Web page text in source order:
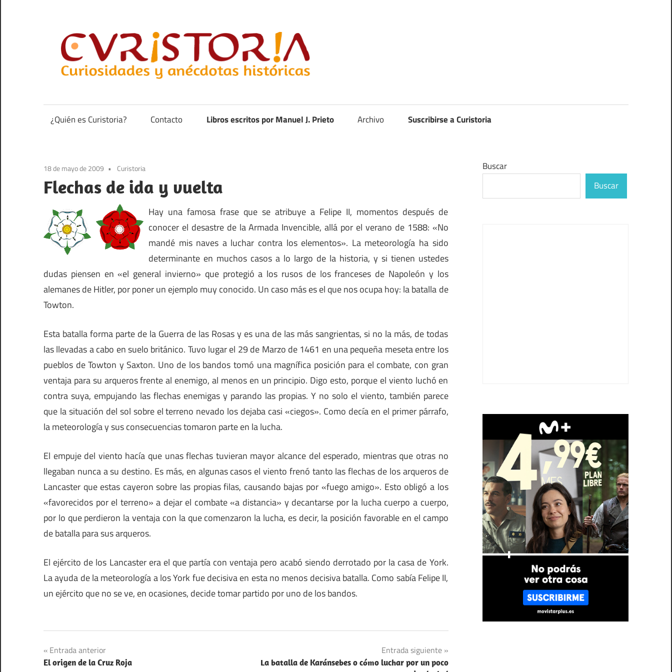
contenido
anécdotas
de
¿Quién es Curistoria? Contacto Libros escritos por Manuel J. Prieto Archivo Suscribirse a Curistoria
18 de mayo de 2009 Curistoria
Flechas de ida y vuelta
Hay una famosa frase que se atribuye a Felipe II, momentos después de
conocer el desastre de la Armada Invencible, allá por el verano de 1588: «No
mandé mis naves a luchar contra los elementos». La meteorología ha sido
determinante en muchos casos a lo largo de la historia, y si tienen ustedes
dudas piensen en «el general invierno» que protegió a los rusos de los franceses de Napoleón y los
alemanes de Hitler, por poner un ejemplo muy conocido. Un caso más es el que nos ocupa hoy: la batalla de
Towton.
Esta batalla forma parte de la Guerra de las Rosas y es una de las más sangrientas, si no la más, de todas
las llevadas a cabo en suelo británico. Tuvo lugar el 29 de Marzo de 1461 en una pequeña meseta entre los
pueblos de Towton y Saxton. Uno de los bandos tomó una magnífica posición para el combate, con gran
ventaja para su arqueros frente al enemigo, al menos en un principio. Digo esto, porque el viento luchó en
contra suya, empujando las flechas enemigas y parando las propias. Y no solo el viento, también parece
que la situación del sol sobre el terreno nevado los dejaba casi «ciegos». Como decía en el primer párrafo,
la meteorología y sus consecuencias tomaron parte en la lucha.
El empuje del viento hacía que unas flechas tuvieran mayor alcance del esperado, mientras que otras no
llegaban nunca a su destino. Es más, en algunas casos el viento frenó tanto las flechas de los arqueros de
Lancaster que estas cayeron sobre las propias filas, causando bajas por «fuego amigo». Esto obligó a los
«favorecidos por el terreno» a dejar el combate «a distancia» y decantarse por la lucha cuerpo a cuerpo,
por lo que perdieron la ventaja con la que comenzaron la lucha, es decir, la posición favorable en el campo
de batalla para sus arqueros.
El ejército de los Lancaster era el que partía con ventaja pero acabó siendo derrotado por la casa de York.
La ayuda de la meteorología a los York fue decisiva en esta no menos decisiva batalla. Como sabía Felipe II,
un ejército que no se ve, en ocasiones, decide tomar partido por uno de los bandos.
Navegación
Entrada anterior
El origen de la Cruz Roja
Entrada siguiente
La batalla de Karánsebes o cómo luchar por un poco
Buscar
Buscar